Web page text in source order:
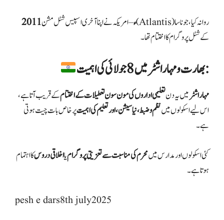
2011ء– امریکہ نے اپنا آخری اسپیس شٹل مشن (Atlantis) روانہ کیا، جو ناسا
کے شٹل پروگرام کا اختتام تھا۔
بھارت و مہاراشٹر میں 8 جولائی کی اہمیت:
مہاراشٹرمیں یہ دنتعلیمی اداروں کی مون سون تعطیلات کے اختتامکے قریب آتا ہے،
اس لیے اسکولوں میںنظم و ضبط، نیا سیشن، اور تعلیم کی اہمیتپر خاص بات چیت ہوتی
ہے۔
کئی اسکولوں اور مدارس میںمحرم کی مناسبت سے تعزیتی پروگرامیااخلاقی دروسکا اہتمام
ہوتا ہے۔
pesh e dars8th july2025